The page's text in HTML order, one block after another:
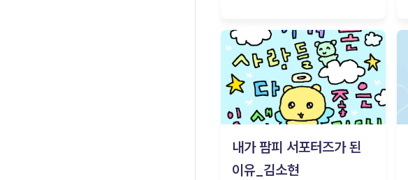
내가 팜피 서포터즈가 된
이유_김소현